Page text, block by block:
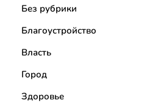
Без рубрики
Благоустройство
Власть
Город
Здоровье